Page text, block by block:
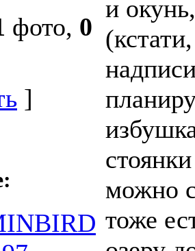
фото, 0
]
и
можно
тоже